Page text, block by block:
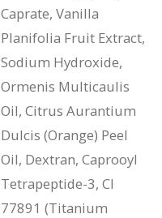
Caprate, Vanilla
Planifolia Fruit Extract,
Sodium Hydroxide,
Ormenis Multicaulis
Oil, Citrus Aurantium
Dulcis (Orange) Peel
Oil, Dextran, Caprooyl
Tetrapeptide-3, CI
77891 (Titanium